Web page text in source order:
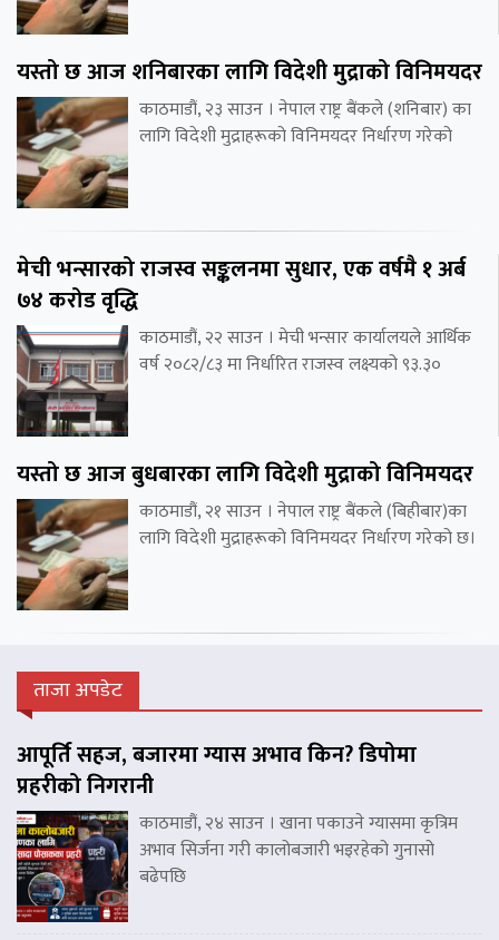
यस्तो छ आज शनिबारका लागि विदेशी मुद्राको विनिमयदर
काठमाडौं, २३ साउन । नेपाल राष्ट्र बैंकले (शनिबार) का
लागि विदेशी मुद्राहरूको विनिमयदर निर्धारण गरेको
मेची भन्सारको राजस्व सङ्कलनमा सुधार, एक वर्षमै १ अर्ब
७४ करोड वृद्धि
काठमाडौं, २२ साउन । मेची भन्सार कार्यालयले आर्थिक
वर्ष २०८२/८३ मा निर्धारित राजस्व लक्ष्यको ९३.३०
यस्तो छ आज बुधबारका लागि विदेशी मुद्राको विनिमयदर
काठमाडौं, २१ साउन । नेपाल राष्ट्र बैंकले (बिहीबार)का
लागि विदेशी मुद्राहरूको विनिमयदर निर्धारण गरेको छ।
ताजा अपडेट
आपूर्ति सहज, बजारमा ग्यास अभाव किन? डिपोमा
प्रहरीको निगरानी
काठमाडौं, २४ साउन । खाना पकाउने ग्यासमा कृत्रिम
अभाव सिर्जना गरी कालोबजारी भइरहेको गुनासो
बढेपछि